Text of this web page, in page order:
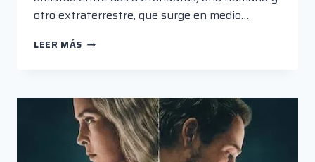
otro extraterrestre, que surge en medio…
LEER MÁS “PROYECTO
ODA
ESPACIAL
A
LA
AMISTAD